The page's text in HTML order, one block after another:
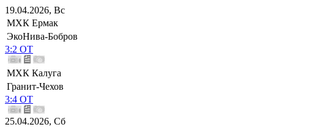
19.04.2026, Вс
МХК Ермак
ЭкоНива-Бобров
3:2 ОТ
МХК Калуга
Гранит-Чехов
3:4 ОТ
25.04.2026, Сб